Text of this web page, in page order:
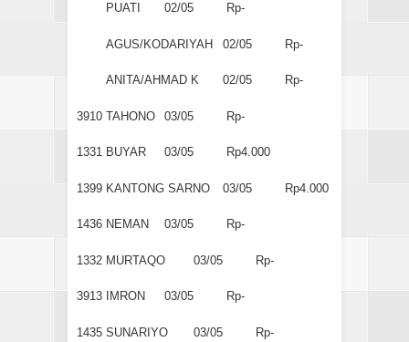
PUATI 02/05 Rp-
AGUS/KODARIYAH 02/05 Rp-
ANITA/AHMAD K 02/05 Rp-
3910 TAHONO 03/05 Rp-
1331 BUYAR 03/05 Rp4.000
1399 KANTONG SARNO 03/05 Rp4.000
1436 NEMAN 03/05 Rp-
1332 MURTAQO 03/05 Rp-
3913 IMRON 03/05 Rp-
1435 SUNARIYO 03/05 Rp-